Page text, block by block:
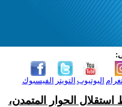
الفيسبوك التويتر اليوتيوب
استقلال الحوار المتمدن،